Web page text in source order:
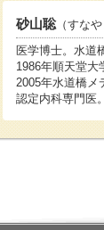
砂山聡（すなや
医学博士。水道
1986年順天堂大
2005年水道橋メ
認定内科専門医